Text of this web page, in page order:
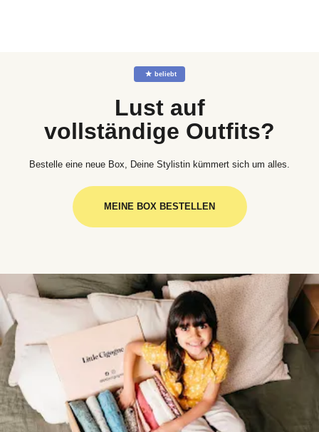
☆ beliebt
Lust auf
vollständige Outfits?
Bestelle eine neue Box, Deine Stylistin kümmert sich um alles.
MEINE BOX BESTELLEN